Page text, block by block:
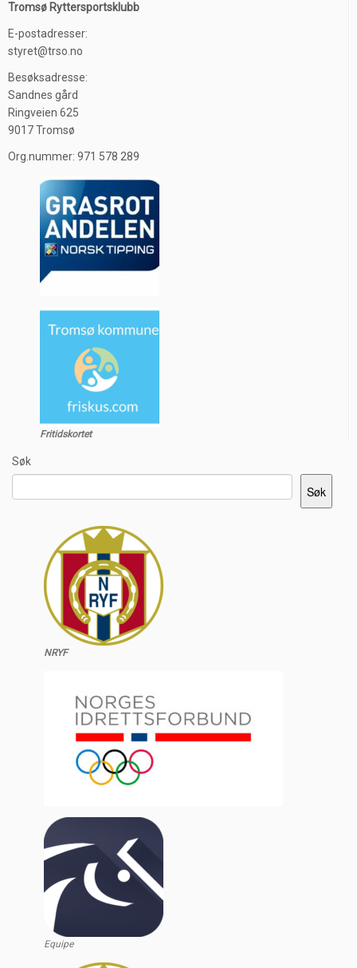
Tromsø Ryttersportsklubb
E-postadresser:
styret@trso.no
Besøksadresse:
Sandnes gård
Ringveien 625
9017 Tromsø
Org.nummer: 971 578 289
Fritidskortet
Søk
Søk
NRYF
Equipe